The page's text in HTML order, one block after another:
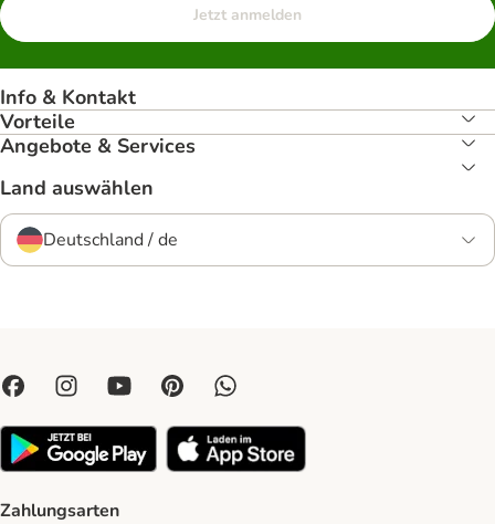
Jetzt anmelden
Info & Kontakt
Vorteile
Angebote & Services
Land auswählen
Deutschland / de
Zahlungsarten